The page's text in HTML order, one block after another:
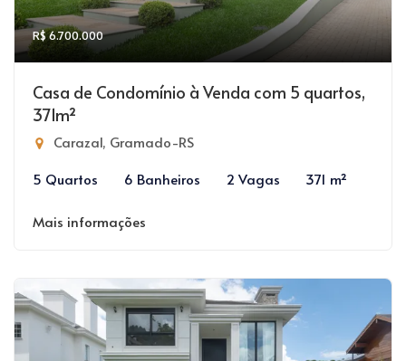
R$ 6.700.000
Casa de Condomínio à Venda com 5 quartos,
371m²
Carazal, Gramado-RS
5 Quartos
6 Banheiros 2 Vagas 371 m²
Mais informações